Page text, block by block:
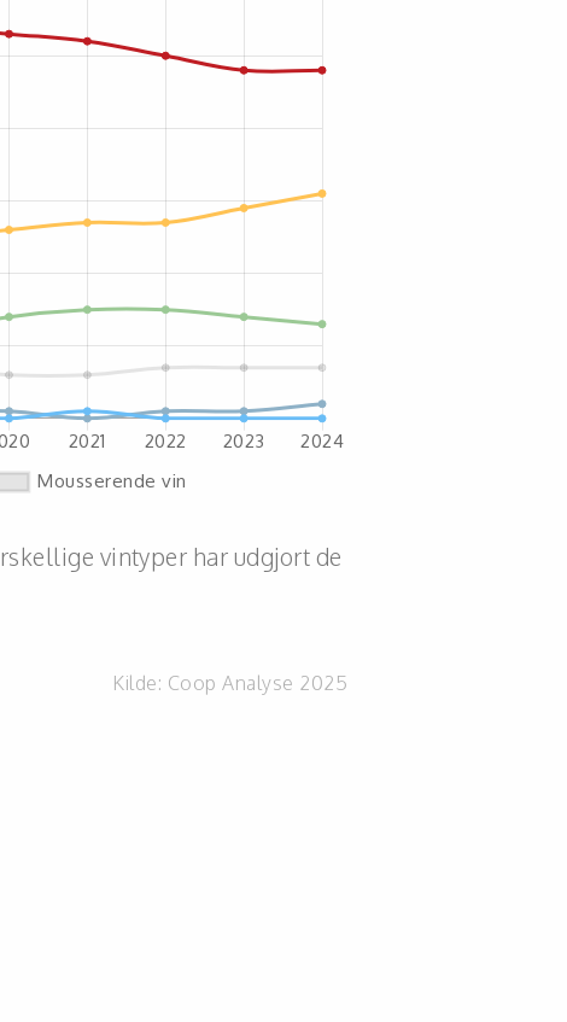
vintyper har udgjort de
Kilde: Coop Analyse 2025